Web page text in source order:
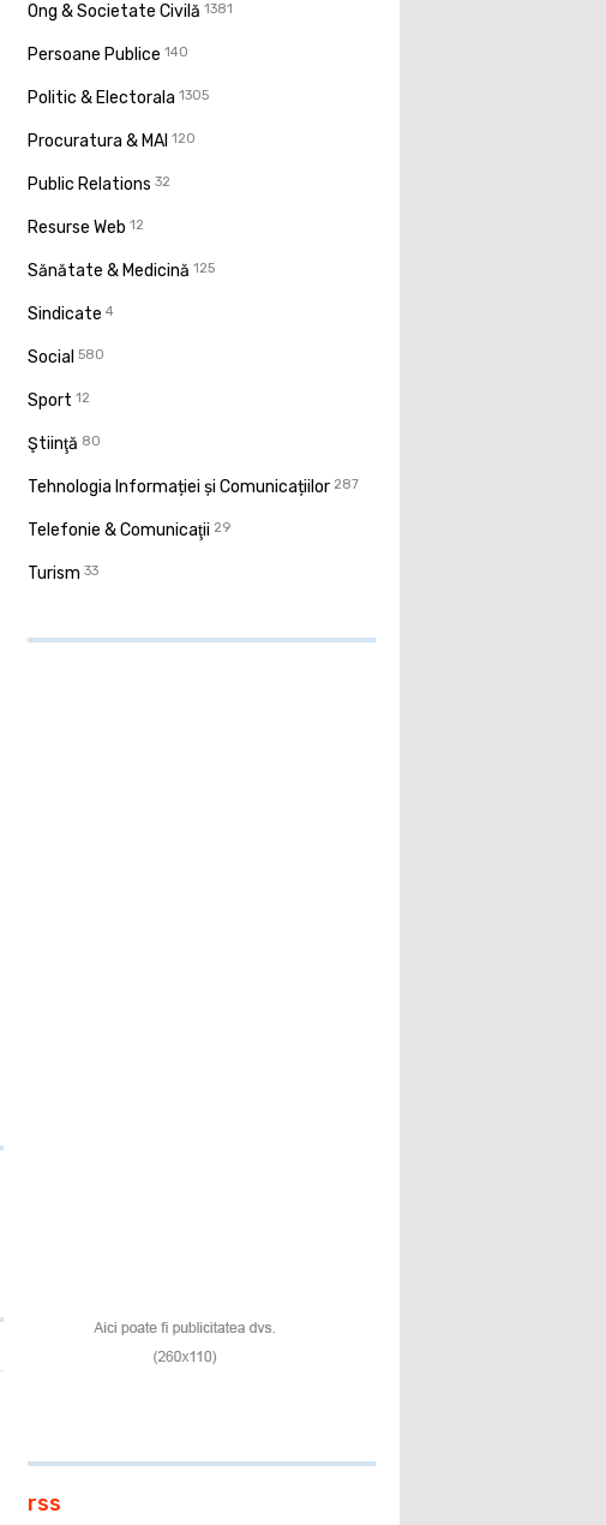
Ong & Societate Civilă 1381
Persoane Publice 140
Politic & Electorala 1305
Procuratura & MAI 120
Public Relations 32
Resurse Web 12
Sănătate & Medicină 125
Sindicate 4
Social 580
Sport 12
Ştiinţă 80
Tehnologia Informației și Comunicațiilor 287
Telefonie & Comunicaţii 29
Turism 33
rss